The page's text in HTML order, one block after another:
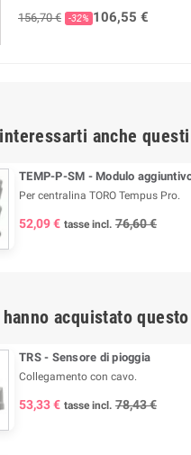
156,70 € -32% 106,55 €
anche
TEMP-P-SM - Modulo
Per centralina TORO Tempus Pro.
52,09 € tasse incl. 76,60 €
acquistato
TRS - Sensore di pioggia
Collegamento con cavo.
53,33 € tasse incl. 78,43 €